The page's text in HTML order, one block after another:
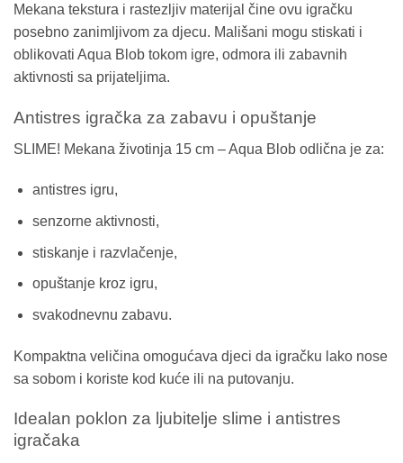
Mekana tekstura i rastezljiv materijal čine ovu igračku
posebno zanimljivom za djecu. Mališani mogu stiskati i
oblikovati Aqua Blob tokom igre, odmora ili zabavnih
aktivnosti sa prijateljima.
Antistres igračka za zabavu i opuštanje
SLIME! Mekana životinja 15 cm – Aqua Blob odlična je za:
antistres igru,
senzorne aktivnosti,
stiskanje i razvlačenje,
opuštanje kroz igru,
svakodnevnu zabavu.
Kompaktna veličina omogućava djeci da igračku lako nose
sa sobom i koriste kod kuće ili na putovanju.
Idealan poklon za ljubitelje slime i antistres
igračaka